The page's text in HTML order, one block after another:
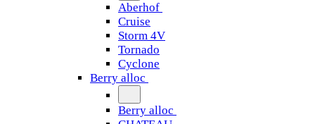
Aberhof
Cruise
Storm 4V
Tornado
Сyclone
Berry alloc
Berry alloc